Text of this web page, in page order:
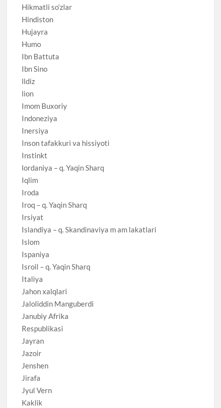
Hikmatli so’zlar
Hindiston
Hujayra
Humo
Ibn Battuta
Ibn Sino
lldiz
lion
Imom Buxoriy
Indoneziya
Inersiya
Inson tafakkuri va hissiyoti
Instinkt
lordaniya – q. Yaqin Sharq
Iqlim
Iroda
Iroq – q. Yaqin Sharq
Irsiyat
Islandiya – q. Skandinaviya m am lakatlari
Islom
Ispaniya
Isroil – q. Yaqin Sharq
Italiya
Jahon xalqlari
Jaloliddin Manguberdi
Janubiy Afrika
Respublikasi
Jayran
Jazoir
Jenshen
Jirafa
Jyul Vern
Kaklik